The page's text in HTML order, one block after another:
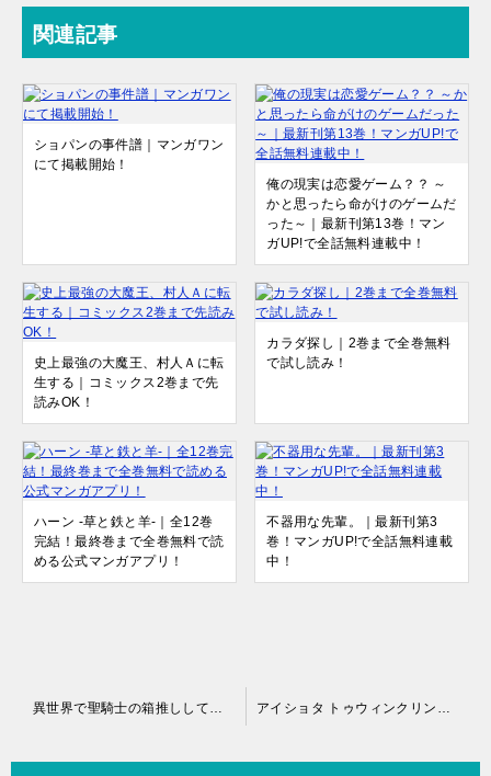
関連記事
ショパンの事件譜｜マンガワン
にて掲載開始！
俺の現実は恋愛ゲーム？？ ～
かと思ったら命がけのゲームだ
った～｜最新刊第13巻！マン
ガUP!で全話無料連載中！
史上最強の大魔王、村人Ａに転
生する｜コミックス2巻まで先
読みOK！
カラダ探し｜2巻まで全巻無料
で試し読み！
ハーン ‐草と鉄と羊‐｜全12巻
完結！最終巻まで全巻無料で読
める公式マンガアプリ！
不器用な先輩。｜最新刊第3
巻！マンガUP!で全話無料連載
中！